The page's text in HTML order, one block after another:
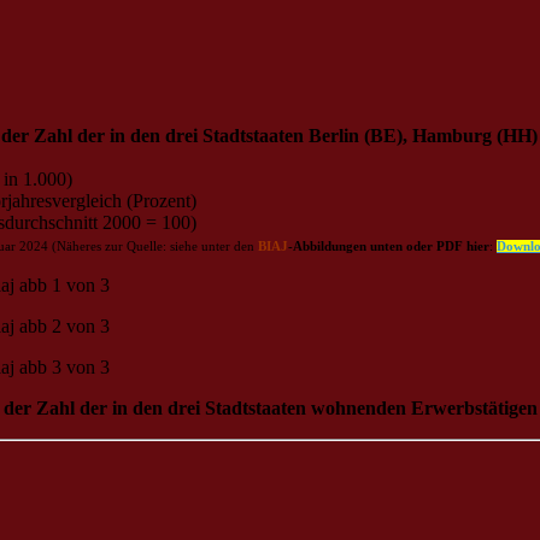
Zahl der in den drei Stadtstaaten Berlin (BE), Hamburg
in 1.000)
(Prozent)
2000 = 100)
2024 (Näheres zur Quelle: siehe unter den BIAJ-Abbildungen unten oder PDF hier:
Zahl der in den drei Stadtstaaten wohnenden Erwerbstätigen